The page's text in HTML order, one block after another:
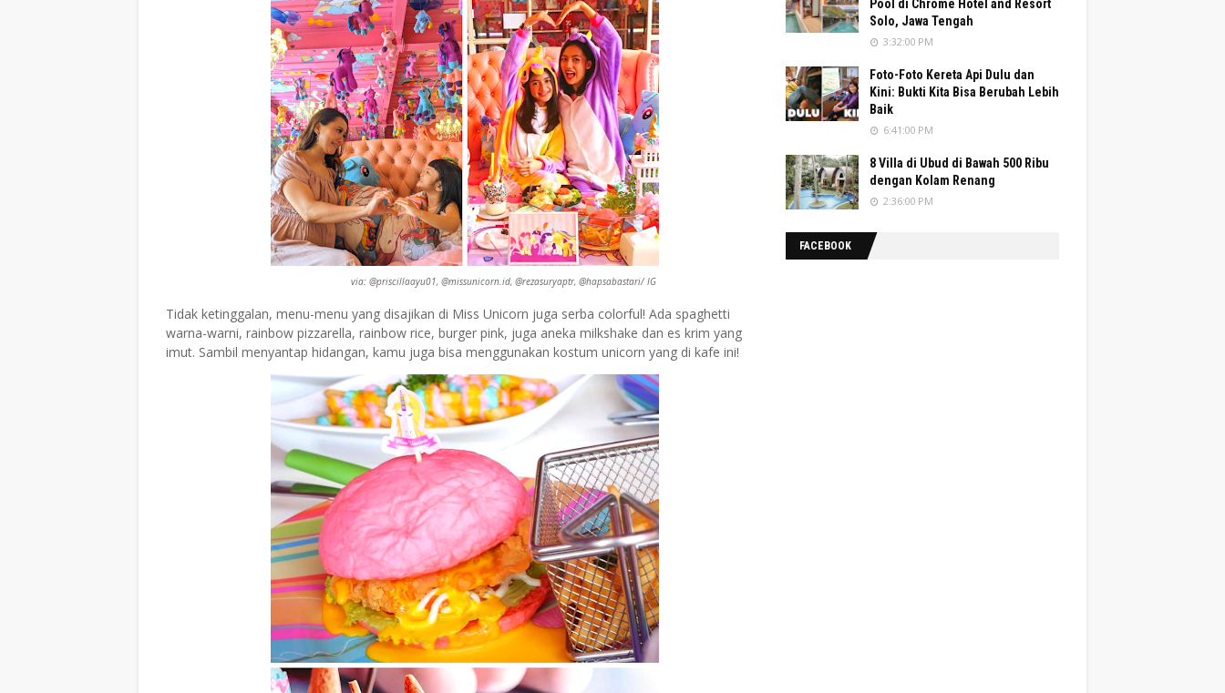
via: @priscillaayu01, @missunicorn.id, @rezasuryaptr, @hapsabastari/ IG
Tidak ketinggalan, menu-menu yang disajikan di Miss Unicorn juga serba colorful! Ada spaghetti
warna-warni, rainbow pizzarella, rainbow rice, burger pink, juga aneka milkshake dan es krim yang
imut. Sambil menyantap hidangan, kamu juga bisa menggunakan kostum unicorn yang di kafe ini!
Pool di Chrome Hotel and Resort
Solo, Jawa Tengah
3:32:00 PM
Foto-Foto Kereta Api Dulu dan
Kini: Bukti Kita Bisa Berubah Lebih
Baik
6:41:00 PM
8 Villa di Ubud di Bawah 500 Ribu
dengan Kolam Renang
2:36:00 PM
FACEBOOK